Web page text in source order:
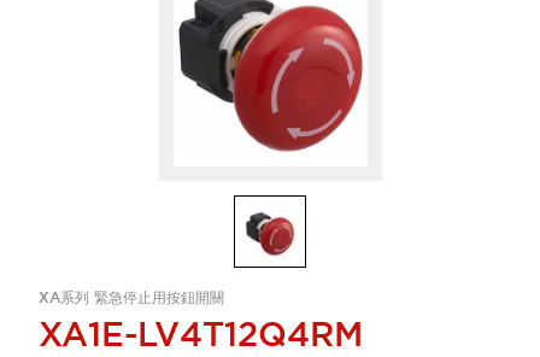
XA系列 緊急停止用按鈕開關
XA1E-LV4T12Q4RM